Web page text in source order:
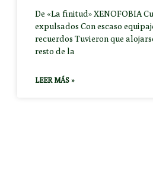
De «La finitud» XENOFOBIA
expulsados Con escaso
recuerdos Tuvieron que
resto de la
LEER MÁS »